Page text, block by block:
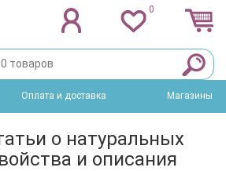
0
Оплата и доставка Магазины
о натуральных
и описания